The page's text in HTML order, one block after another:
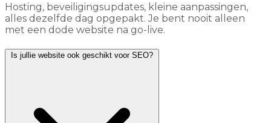
Hosting, beveiligingsupdates, kleine aanpassingen,
alles dezelfde dag opgepakt. Je bent nooit alleen
met een dode website na go-live.
Is jullie website ook geschikt voor SEO?